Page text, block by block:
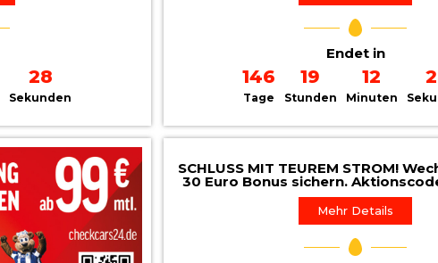
26
Sekunden
Endet in
146
Tage
19
Stunden
12
Minuten
SCHLUSS MIT TEUREM STROM!
30 Euro Bonus sichern.
Mehr Details